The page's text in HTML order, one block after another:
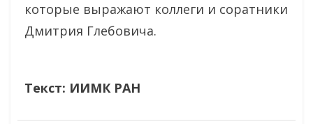
которые выражают коллеги и соратники
Дмитрия Глебовича.
Текст: ИИМК РАН